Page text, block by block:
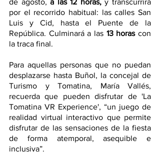
de agosto, a las 12 horas, y transcurrirá
por el recorrido habitual: las calles San
Luis y Cid, hasta el Puente de la
República. Culminará a las 13 horas con
la traca final.
Para aquellas personas que no puedan
desplazarse hasta Buñol, la concejal de
Turismo y Tomatina, María Vallés,
recuerda que pueden disfrutar de 'La
Tomatina VR Experience', “un juego de
realidad virtual interactivo que permite
disfrutar de las sensaciones de la fiesta
de forma atemporal, asequible e
inclusiva”.